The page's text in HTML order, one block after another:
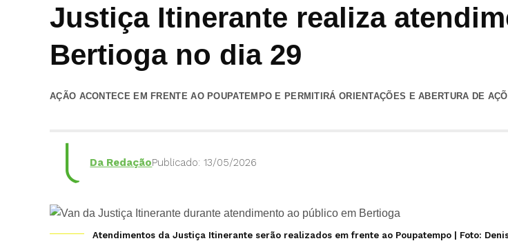
Justiça Itinerante realiza
Bertioga no dia 29
AÇÃO ACONTECE EM FRENTE AO POUPATEMPO E PERMITIRÁ ORIENTAÇÕES E ABERTURA DE
Da RedaçãoPublicado: 13/05/2026
Atendimentos da Justiça Itinerante serão realizados em frente ao Poupatempo | Foto: